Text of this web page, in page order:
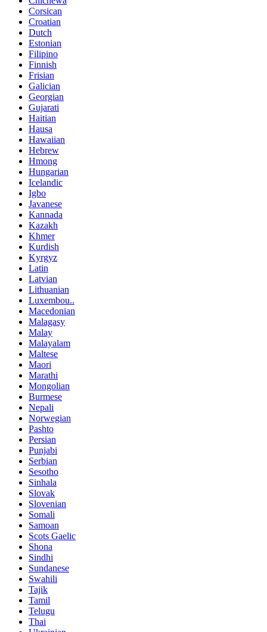
Corsican
Croatian
Dutch
Estonian
Filipino
Finnish
Frisian
Galician
Georgian
Gujarati
Haitian
Hausa
Hawaiian
Hebrew
Hmong
Hungarian
Icelandic
Igbo
Javanese
Kannada
Kazakh
Khmer
Kurdish
Kyrgyz
Latin
Latvian
Lithuanian
Luxembou..
Macedonian
Malagasy
Malay
Malayalam
Maltese
Maori
Marathi
Mongolian
Burmese
Nepali
Norwegian
Pashto
Persian
Punjabi
Serbian
Sesotho
Sinhala
Slovak
Slovenian
Somali
Samoan
Scots Gaelic
Shona
Sindhi
Sundanese
Swahili
Tajik
Tamil
Telugu
Thai